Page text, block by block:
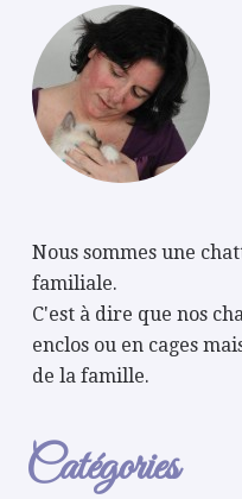
Nous sommes une
familiale.
C'est à dire que nos
enclos ou en cages
de la famille.
Catégories